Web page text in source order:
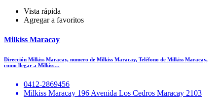
Vista rápida
Agregar a favoritos
Milkiss Maracay
Dirección Milkiss Maracay, numero de Milkiss Maracay, Teléfono de Milkiss Maracay,
como llegar a Milkiss…
0412-2869456
Milkiss Maracay 196 Avenida Los Cedros Maracay 2103